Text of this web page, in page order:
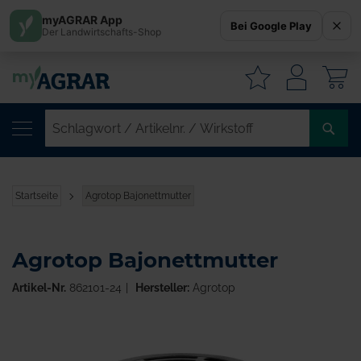
Startseite Agrotop Bajonettmutter
Agrotop Bajonettmutter
Artikel-Nr. 862101-24 Hersteller:Agrotop
myAGRAR App
Der Landwirtschafts-Shop Bei Google Play